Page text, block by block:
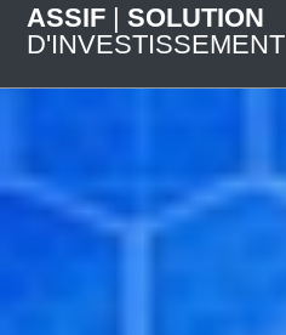
to
ASSIF | SOLUTION
D'INVESTISSEMENT